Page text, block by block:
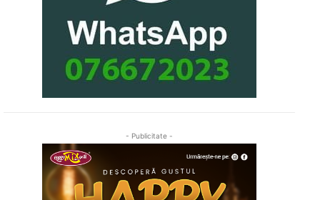
- Publicitate -